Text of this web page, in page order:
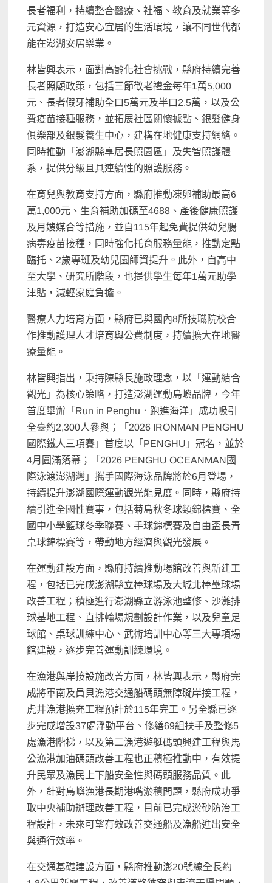
長者福利，持續整合醫療、社福、教育及就業等多
元資源，打造安心宜居的生活環境，讓不同世代都
能在澎湖安居樂業。
林皆興表示，面對高齡化社會挑戰，縣府持續完善
長者照顧政策，包括三節敬老禮金每年1萬5,000
元、長者假牙補助全口5萬元及半口2.5萬，以及公
費疫苗接種服務，並拓展社區關懷據點、銀髮健身
俱樂部及銀髮養生中心，建構在地健康支持網絡。
同時推動「澎湖縣享居長照園區」及失智照護體
系，提供分級且具連續性的照護服務。
在育兒與教育支持方面，縣府推動凍卵補助最高6
萬1,000元、生育補助加碼至4688、產後健康照護
及月嫂媒合等措施，並自115年起免費提供幼兒腸
病毒疫苗接種，同時強化托育服務量能，推動定點
臨托、2歲專班及幼兒園師資提升。此外，自高中
至大學、研究所階段，也提供學生每年1萬元助學
津貼，減輕家庭負擔。
醫療人力培育方面，縣府已與國內8所技職院校合
作推動護理人才培育與公費制度，持續擴大在地醫
療量能。
林皆興指出，秉持陳縣長施政理念，以「運動結合
觀光」為核心策略，打造澎湖運動島嶼品牌，今年
首度舉辦「Run in Penghu．跑進海洋」成功吸引
全臺約2,300人參與；「2026 IRONMAN PENGHU
國際鐵人三項賽」首度以「PENGHU」冠名，並於
4月圓滿落幕；「2026 PENGHU OCEANMAN國
際泳渡澎湖灣」攜手國際海泳品牌將於6月登場，
持續提升澎湖國際運動觀光能見度。同時，縣府持
續引進全國性賽事，包括菊島秋冬球類錦標賽、全
國中小學籃球冬季聯賽、手球錦標賽及自由盃長青
桌球錦標賽等，帶動地方經濟與觀光發展。
在運動建設方面，縣府持續推動場館改善與新建工
程，包括已完成澎湖縣立棒球場及大城北棒壘球場
改善工程；積極進行澎湖縣立游泳池整修、沙灘排
球基地工程、直排輪場規劃設計作業，以及兒童足
球館、桌球訓練中心、武術培訓中心等三大專項場
館建設，逐步完善運動訓練環境。
在漁港與岸接設施改善方面，林皆興表示，縣府完
成將軍南及員貝漁港交通船碼頭無障礙岸接工程，
虎井漁港擴充工程預計於115年完工。另全縣已逐
步完成增設37處浮動平台、修繕69組扶手及整修5
處漁港階梯，以及第二漁港遊艇碼頭興建工程與馬
公漁港加油碼頭改善工程也正積極推動中，有效提
升民眾及漁民上下船安全性與碼頭服務品質。此
外，針對鳥嶼漁港長期港嘴淤積問題，縣府成功爭
取中央補助辦理改善工程，目前已完成淤砂防治工
程設計，未來可望有效改善交通船及漁船進出安全
與通行效率。
在交通基礎建設方面，縣府推動澎20號線全長約